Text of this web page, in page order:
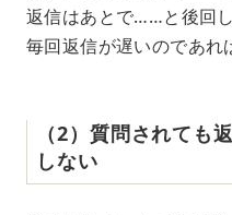
返信はあとで……と後回
毎回返信が遅いのであれ
（2）質問されても
しない